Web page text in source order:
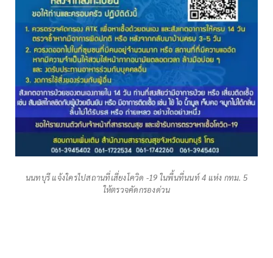
นนทบุรี แจ้งใครไปสถานที่เสี่ยงโควิด -19 ในพื้นที่นนท์ 4 แห่ง กทม. 5
ให้ตรวจคัดกรองด่วน